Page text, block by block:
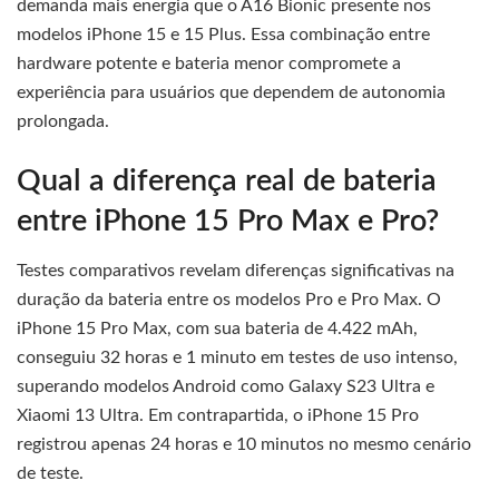
demanda mais energia que o A16 Bionic presente nos
modelos iPhone 15 e 15 Plus. Essa combinação entre
hardware potente e bateria menor compromete a
experiência para usuários que dependem de autonomia
prolongada.
Qual a diferença real de bateria
entre iPhone 15 Pro Max e Pro?
Testes comparativos revelam diferenças significativas na
duração da bateria entre os modelos Pro e Pro Max. O
iPhone 15 Pro Max, com sua bateria de 4.422 mAh,
conseguiu 32 horas e 1 minuto em testes de uso intenso,
superando modelos Android como Galaxy S23 Ultra e
Xiaomi 13 Ultra. Em contrapartida, o iPhone 15 Pro
registrou apenas 24 horas e 10 minutos no mesmo cenário
de teste.